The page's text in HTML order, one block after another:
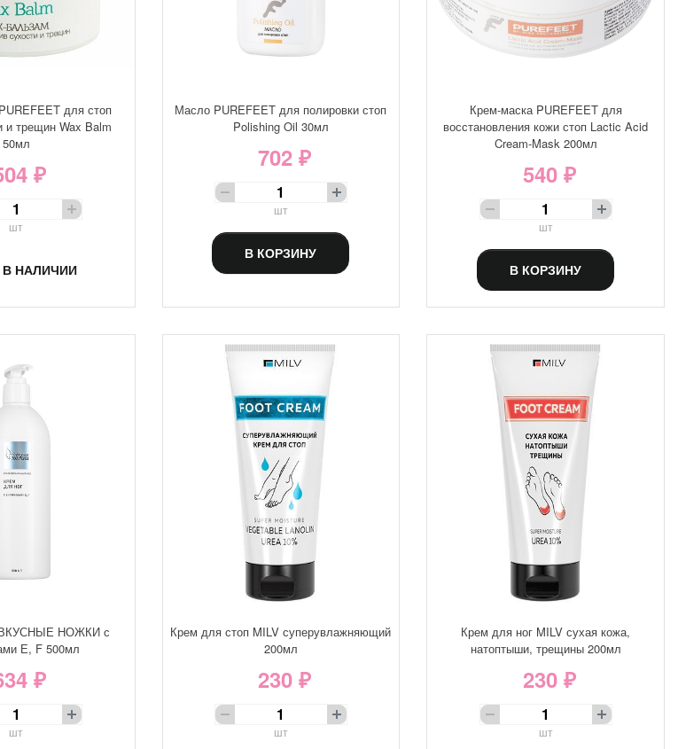
для стоп
и трещин Wax Balm
50мл
₽
шт
НАЛИЧИИ
Масло PUREFEET для полировки стоп
Polishing Oil 30мл
702 ₽
шт
В КОРЗИНУ
Крем-маска PUREFEET для
восстановления кожи стоп Lactic Acid
Cream-Mask 200мл
540 ₽
шт
В КОРЗИНУ
ВКУСНЫЕ НОЖКИ с
Е, F 500мл
₽
шт
Крем для стоп MILV суперувлажняющий
200мл
230 ₽
шт
Крем для ног MILV сухая кожа,
натоптыши, трещины 200мл
230 ₽
шт